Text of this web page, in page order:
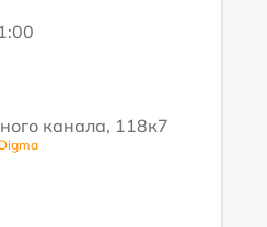
канала, 118к7